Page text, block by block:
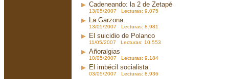
Cadeneando: la 2 de Zetapé
13/05/2007 Lecturas: 9.075
La Garzona
13/05/2007 Lecturas: 8.981
El suicidio de Polanco
11/05/2007 Lecturas: 10.553
Añoralgias
10/05/2007 Lecturas: 9.184
El imbécil socialista
03/05/2007 Lecturas: 8.936